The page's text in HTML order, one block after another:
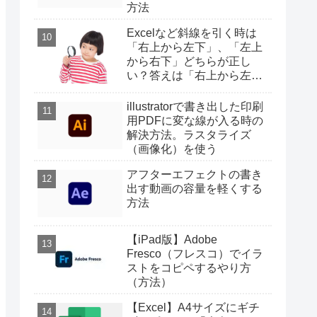
方法
Excelなど斜線を引く時は
「右上から左下」、「左上
から右下」どちらが正し
い？答えは「右上から左
illustratorで書き出した印刷
用PDFに変な線が入る時の
解決方法。ラスタライズ
（画像化）を使う
アフターエフェクトの書き
出す動画の容量を軽くする
方法
【iPad版】Adobe
Fresco（フレスコ）でイラ
ストをコピペするやり方
（方法）
【Excel】A4サイズにギチ